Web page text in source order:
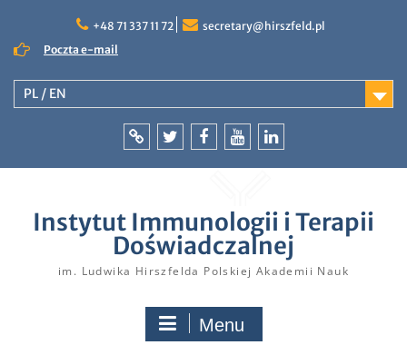
content
+48 71 337 11 72
secretary@hirszfeld.pl
Poczta e-mail
PL / EN
Instytut Immunologii i Terapii
Doświadczalnej
im. Ludwika Hirszfelda Polskiej Akademii Nauk
Menu